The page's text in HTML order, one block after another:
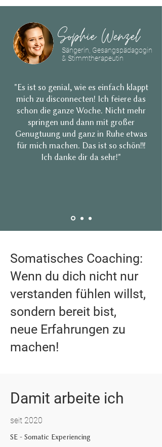
Sophie Wenzel
Sängerin, Gesangspädagogin
& Stimmtherapeutin
"Es ist so genial, wie es einfach klappt
mich zu disconnecten! Ich feiere das
schon die ganze Woche. Nicht mehr
springen und dann mit großer
Genugtuung und ganz in Ruhe etwas
für mich machen. Das ist so schön!!!
Ich danke dir da sehr!"
Somatisches Coaching:
Wenn du dich nicht nur
verstanden fühlen willst,
sondern bereit bist,
neue Erfahrungen zu
machen!
Damit arbeite ich
seit 2020
SE - Somatic Experiencing